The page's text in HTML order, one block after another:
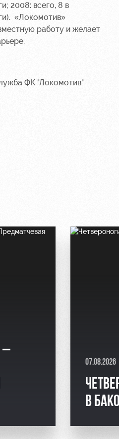
2008: всего, 8 в
«Локомотив»
работу и желает
ФК "Локомотив"
–
07.08.2026
В